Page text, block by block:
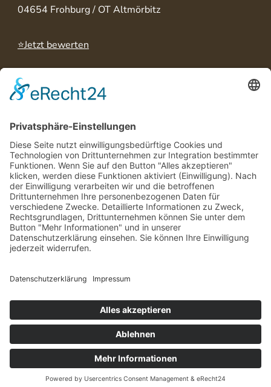
04654 Frohburg / OT Altmörbitz
⭐Jetzt bewerten
Rechtliches
AGB
Impressum
Datenschutzerklärung
Barrierefreiheitserklärung
Service/ Downloads
Bürozeiten
Wir sind telefonisch erreichbar von Montag bis
Freitag 09.00 - 15.00 Uhr
© Copyright 2026Hofgut Altmörbitz. All Rights Reserved.